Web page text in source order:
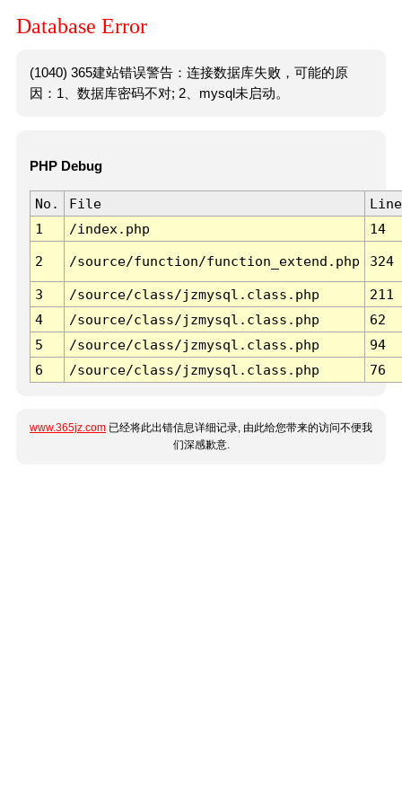
Database Error
(1040) 365建站错误警告：连接数据库失败，可能的原
因：1、数据库密码不对; 2、mysql未启动。
PHP Debug
No. File
Line
1
/index.php 14
2 /source/function/function_extend.php 324
3 /source/class/jzmysql.class.php
211
4
/source/class/jzmysql.class.php
62
5
/source/class/jzmysql.class.php
94
6
/source/class/jzmysql.class.php 76
www.365jz.com 已经将此出错信息详细记录, 由此给您带来的访问不便我
们深感歉意.